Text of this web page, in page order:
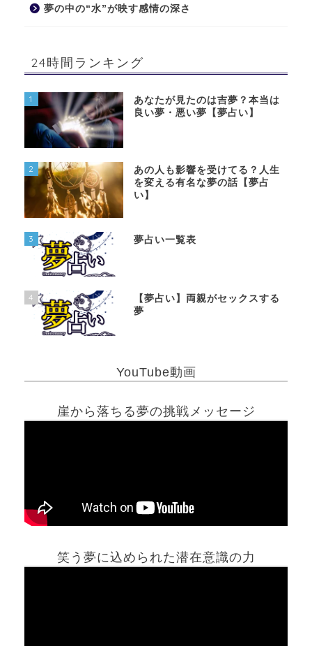
夢の中の“水”が映す感情の深さ
24時間ランキング
1
あなたが見たのは吉夢？本当は
良い夢・悪い夢【夢占い】
2
あの人も影響を受けてる？人生
を変える有名な夢の話【夢占
い】
3 夢占い一覧表
4
【夢占い】両親がセックスする
夢
YouTube動画
崖から落ちる夢の挑戦メッセージ
笑う夢に込められた潜在意識の力